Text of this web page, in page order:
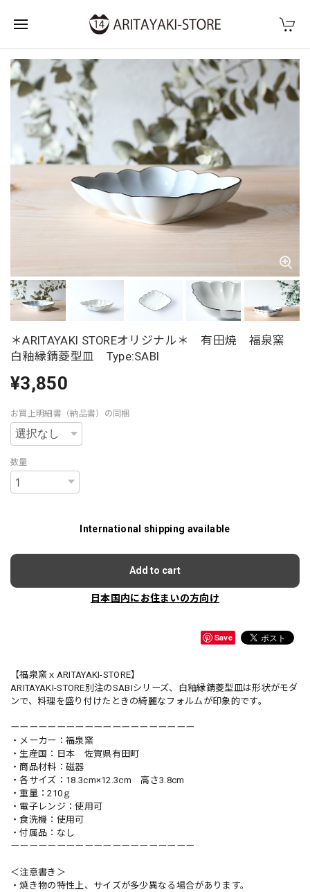
＊ARITAYAKI STOREオリジナル＊ 有田焼 福泉窯
白釉縁錆菱型皿 Type:SABI
¥3,850
お買上明細書（納品書）の同梱
数量
International shipping available
Add to cart
日本国内にお住まいの方向け
Save
【福泉窯ｘARITAYAKI-STORE】
ARITAYAKI-STORE別注のSABIシリーズ、白釉縁錆菱型皿は形状がモダ
ンで、料理を盛り付けたときの綺麗なフォルムが印象的です。
ーーーーーーーーーーーーーーーーーーーー
・メーカー：福泉窯
・生産国：日本 佐賀県有田町
・商品材料：磁器
・各サイズ：18.3cm×12.3cm 高さ3.8cm
・重量：210ｇ
・電子レンジ：使用可
・食洗機：使用可
・付属品：なし
ーーーーーーーーーーーーーーーーーーーー
＜注意書き＞
・焼き物の特性上、サイズが多少異なる場合があります。